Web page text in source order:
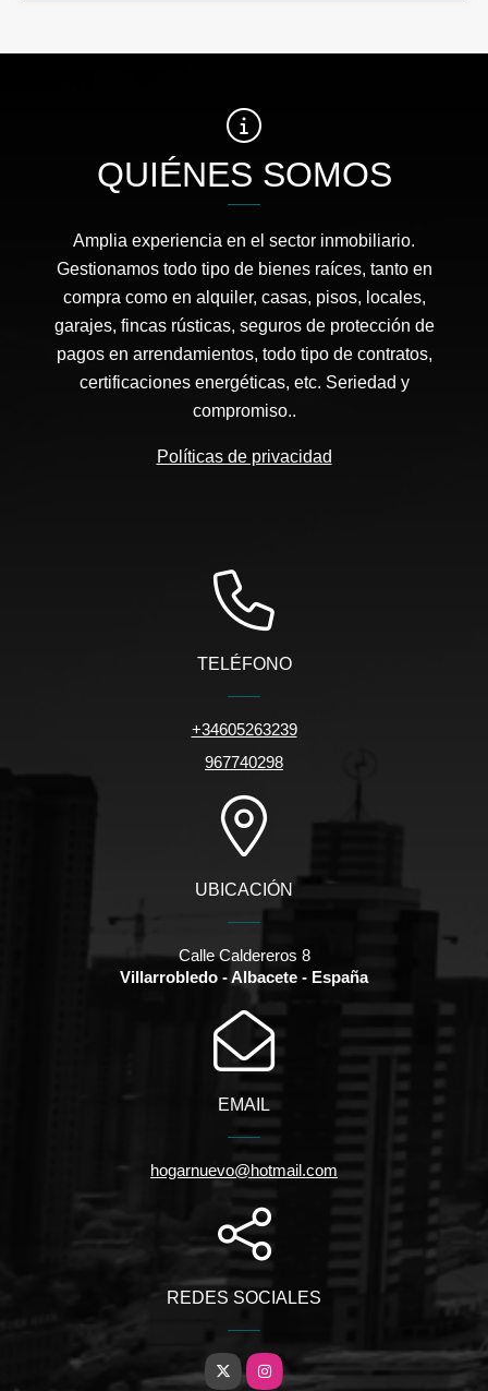
QUIÉNES SOMOS
Amplia experiencia en el sector inmobiliario.
Gestionamos todo tipo de bienes raíces, tanto en
compra como en alquiler, casas, pisos, locales,
garajes, fincas rústicas, seguros de protección de
pagos en arrendamientos, todo tipo de contratos,
certificaciones energéticas, etc. Seriedad y
compromiso..
Políticas de privacidad
TELÉFONO
+34605263239
967740298
UBICACIÓN
Calle Caldereros 8
Villarrobledo - Albacete - España
EMAIL
hogarnuevo@hotmail.com
REDES SOCIALES
X Instagram